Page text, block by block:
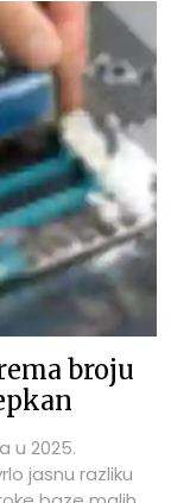
broju
u 2025.
jasnu razliku